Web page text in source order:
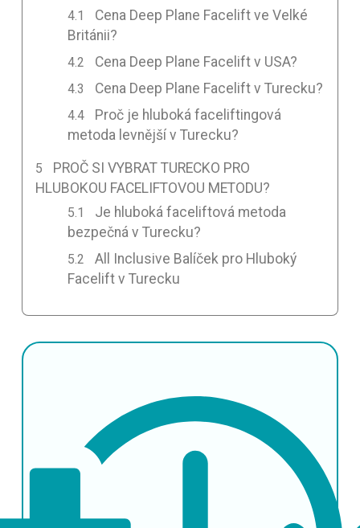
Cena Deep Plane Facelift ve Velké
Británii?
Cena Deep Plane Facelift v USA?
Cena Deep Plane Facelift v Turecku?
Proč je hluboká faceliftingová
metoda levnější v Turecku?
PROČ SI VYBRAT TURECKO PRO
HLUBOKOU FACELIFTOVOU METODU?
Je hluboká faceliftová metoda
bezpečná v Turecku?
All Inclusive Balíček pro Hluboký
Facelift v Turecku